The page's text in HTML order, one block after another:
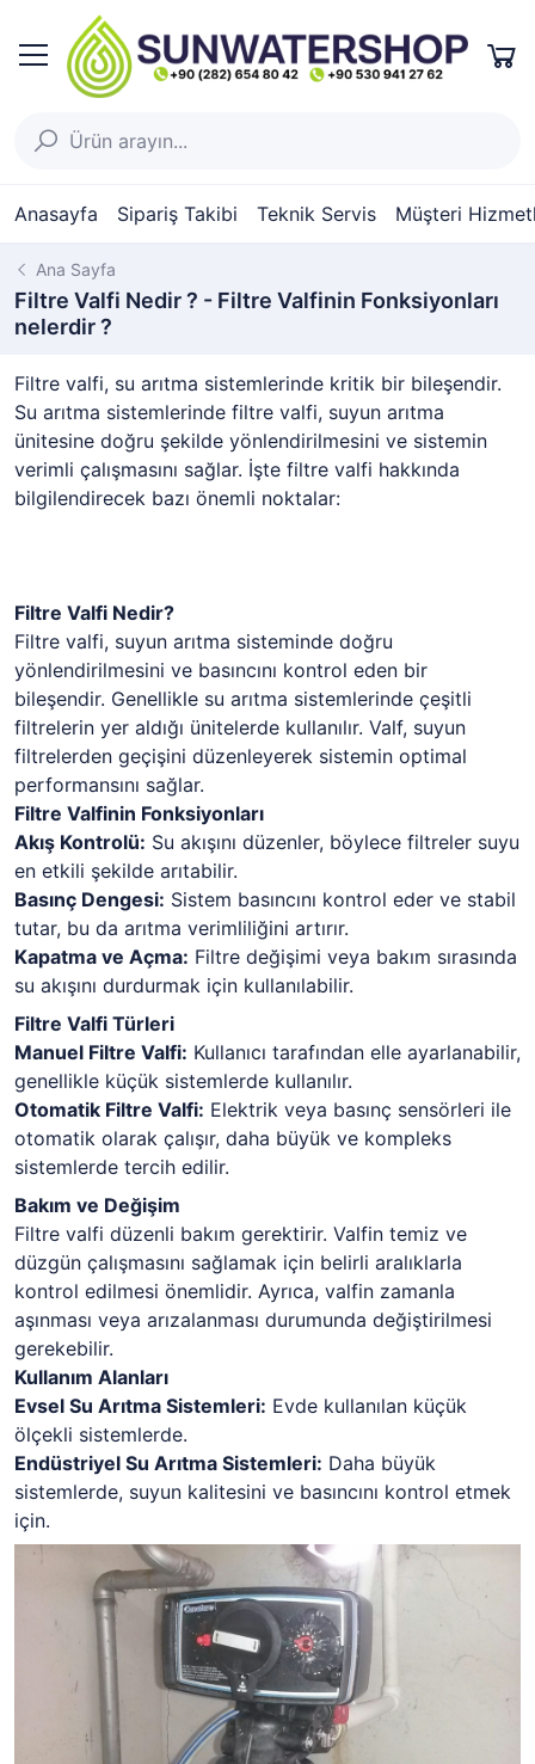
Anasayfa Sipariş Takibi Teknik Servis Müşteri
Ana Sayfa
Filtre Valfi Nedir ? - Filtre Valfinin Fonksiyonları
nelerdir ?
Filtre valfi, su arıtma sistemlerinde kritik bir bileşendir.
Su arıtma sistemlerinde filtre valfi, suyun arıtma
ünitesine doğru şekilde yönlendirilmesini ve sistemin
verimli çalışmasını sağlar. İşte filtre valfi hakkında
bilgilendirecek bazı önemli noktalar:
Filtre Valfi Nedir?
Filtre valfi, suyun arıtma sisteminde doğru
yönlendirilmesini ve basıncını kontrol eden bir
bileşendir. Genellikle su arıtma sistemlerinde çeşitli
filtrelerin yer aldığı ünitelerde kullanılır. Valf, suyun
filtrelerden geçişini düzenleyerek sistemin optimal
performansını sağlar.
Filtre Valfinin Fonksiyonları
Akış Kontrolü: Su akışını düzenler, böylece filtreler suyu
en etkili şekilde arıtabilir.
Basınç Dengesi: Sistem basıncını kontrol eder ve stabil
tutar, bu da arıtma verimliliğini artırır.
Kapatma ve Açma: Filtre değişimi veya bakım sırasında
su akışını durdurmak için kullanılabilir.
Filtre Valfi Türleri
Manuel Filtre Valfi: Kullanıcı tarafından elle ayarlanabilir,
genellikle küçük sistemlerde kullanılır.
Otomatik Filtre Valfi: Elektrik veya basınç sensörleri ile
otomatik olarak çalışır, daha büyük ve kompleks
sistemlerde tercih edilir.
Bakım ve Değişim
Filtre valfi düzenli bakım gerektirir. Valfin temiz ve
düzgün çalışmasını sağlamak için belirli aralıklarla
kontrol edilmesi önemlidir. Ayrıca, valfin zamanla
aşınması veya arızalanması durumunda değiştirilmesi
gerekebilir.
Kullanım Alanları
Evsel Su Arıtma Sistemleri: Evde kullanılan küçük
ölçekli sistemlerde.
Endüstriyel Su Arıtma Sistemleri: Daha büyük
sistemlerde, suyun kalitesini ve basıncını kontrol etmek
için.